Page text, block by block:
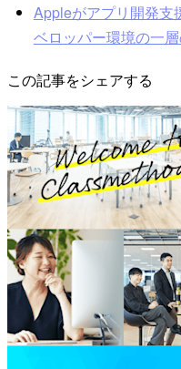
Appleがアプリ開発支
ベロッパー環境の一
この記事をシェアする